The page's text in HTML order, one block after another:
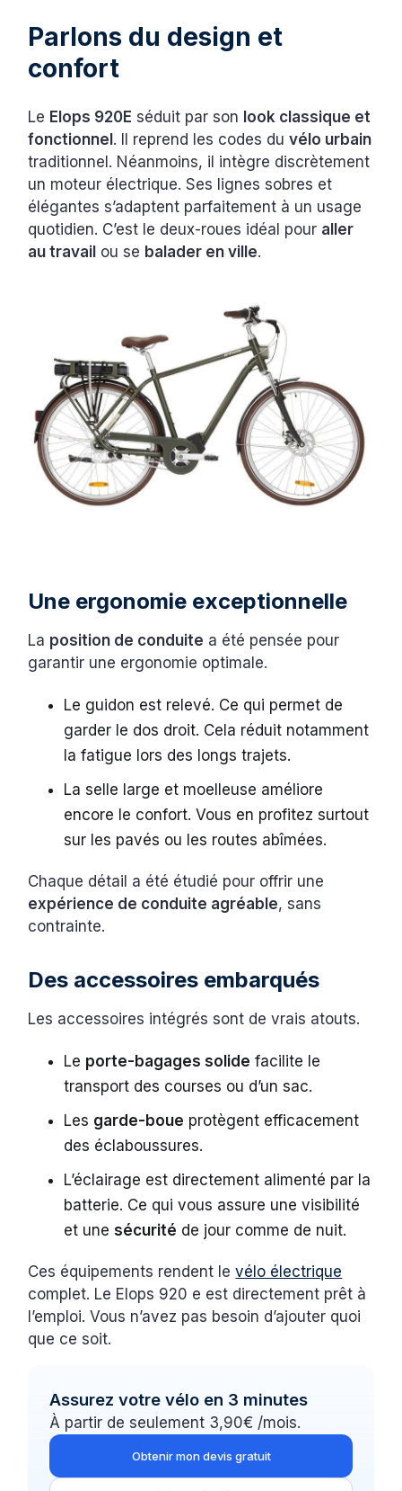
Parlons du design et
confort
Le Elops 920E séduit par son look classique et
fonctionnel . Il reprend les codes duvélo urbain
traditionnel. Néanmoins, il intègre discrètement
un moteur électrique. Ses lignes sobres et
élégantes s’adaptent parfaitement à un usage
quotidien. C’est le deux-roues idéal pour aller
au travail ou se balader en ville.
Une ergonomie exceptionnelle
La position de conduite a été pensée pour
garantir une ergonomie optimale.
Le guidon est relevé. Ce qui permet de
garder le dos droit. Cela réduit notamment
la fatigue lors des longs trajets.
La selle large et moelleuse améliore
encore le confort. Vous en profitez surtout
sur les pavés ou les routes abîmées.
Chaque détail a été étudié pour offrir une
expérience de conduite agréable, sans
contrainte.
Des accessoires embarqués
Les accessoires intégrés sont de vrais atouts.
Le porte-bagages solide facilite le
transport des courses ou d’un sac.
Les garde-boue protègent efficacement
des éclaboussures.
L’éclairage est directement alimenté par la
batterie. Ce qui vous assure une visibilité
et unesécurité de jour comme de nuit.
Ces équipements rendent levélo électrique
complet. Le Elops 920 e est directement prêt à
l’emploi. Vous n’avez pas besoin d’ajouter quoi
que ce soit.
Assurez votre vélo en 3 minutes
À partir de seulement 3,90€ /mois.
Obtenir mon devis gratuit